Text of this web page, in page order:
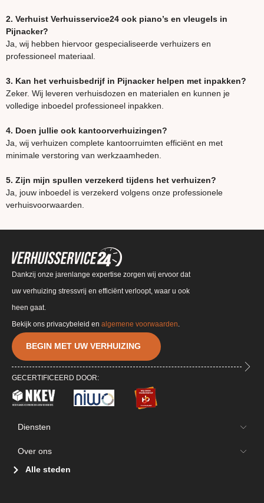
2. Verhuist Verhuisservice24 ook piano’s en vleugels in
Pijnacker?
Ja, wij hebben hiervoor gespecialiseerde verhuizers en
professioneel materiaal.
3. Kan het verhuisbedrijf in Pijnacker helpen met inpakken?
Zeker. Wij leveren verhuisdozen en materialen en kunnen je
volledige inboedel professioneel inpakken.
4. Doen jullie ook kantoorverhuizingen?
Ja, wij verhuizen complete kantoorruimten efficiënt en met
minimale verstoring van werkzaamheden.
5. Zijn mijn spullen verzekerd tijdens het verhuizen?
Ja, jouw inboedel is verzekerd volgens onze professionele
verhuisvoorwaarden.
Dankzij onze jarenlange expertise zorgen wij ervoor dat
uw verhuizing stressvrij en efficiënt verloopt, waar u ook
heen gaat.
BEGIN MET UW VERHUIZING
GECERTIFICEERD DOOR:
Diensten
Over ons
Alle steden
Bekijk ons privacybeleid en algemene voorwaarden.